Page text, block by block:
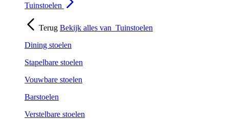
Tuinstoelen
Terug Bekijk alles van Tuinstoelen
Dining stoelen
Stapelbare stoelen
Vouwbare stoelen
Barstoelen
Verstelbare stoelen